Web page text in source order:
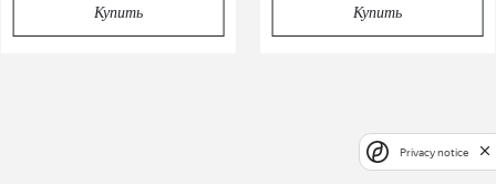
Купить Купить
Privacy notice